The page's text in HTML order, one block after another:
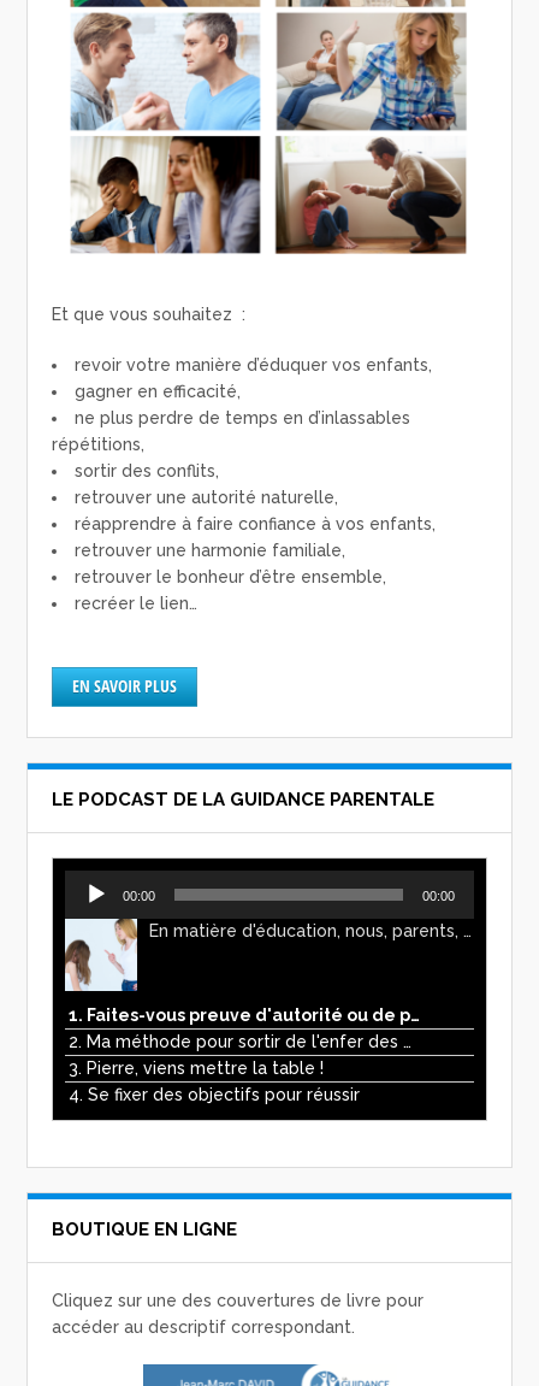
Et que vous souhaitez :
revoir votre manière d’éduquer vos enfants,
gagner en efficacité,
ne plus perdre de temps en d’inlassables
répétitions,
sortir des conflits,
retrouver une autorité naturelle,
réapprendre à faire confiance à vos enfants,
retrouver une harmonie familiale,
retrouver le bonheur d’être ensemble,
recréer le lien…
EN SAVOIR PLUS
LE PODCAST DE LA GUIDANCE PARENTALE
Lecteur
audio
00:00 00:00
En matière d'éducation, nous, parents, avons l'impression de faire preuve d'autorité. Mais n'est-ce pas, parfois, plutôt un jeu de pouvoir ? Ce podcast vous permettra d'y voir plus clair !
1. Faites-vous preuve d'autorité ou de pouvoir avec vos enfants ?
2. Ma méthode pour sortir de l'enfer des écrans
3. Pierre, viens mettre la table !
4. Se fixer des objectifs pour réussir
BOUTIQUE EN LIGNE
Cliquez sur une des couvertures de livre pour
accéder au descriptif correspondant.